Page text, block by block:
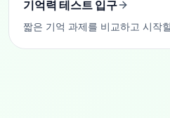
기억력 테스트 입구
짧은 기억 과제를 비교하고 시작